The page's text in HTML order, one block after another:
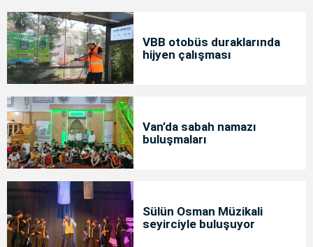
VBB otobüs duraklarında
hijyen çalışması
Van’da sabah namazı
buluşmaları
Sülün Osman Müzikali
seyirciyle buluşuyor